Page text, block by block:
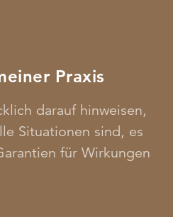
Praxis
darauf hinweisen,
Situationen sind, es
für Wirkungen